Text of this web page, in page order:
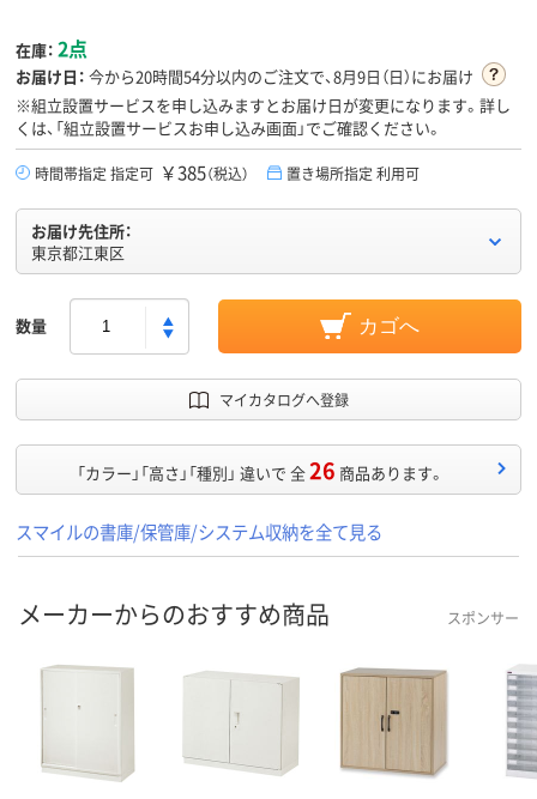
在庫： 2点
お届け日： 今から20時間54分以内のご注文で、8月9日（日）にお届け
※組立設置サービスを申し込みますとお届け日が変更になります。詳し
くは、「組立設置サービスお申し込み画面」でご確認ください。
時間帯指定 指定可 ￥385（税込） 置き場所指定 利用可
お届け先住所：
東京都江東区
数量 カゴへ
マイカタログへ登録
「カラー」「高さ」「種別」 違いで 全26 商品あります。
スマイルの書庫/保管庫/システム収納を全て見る
メーカーからのおすすめ商品 スポンサー